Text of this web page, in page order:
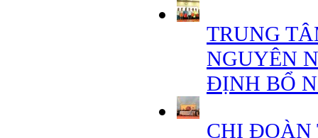
TRUNG
NGUYÊN
ĐỊNH BỔ
CHI ĐOÀN